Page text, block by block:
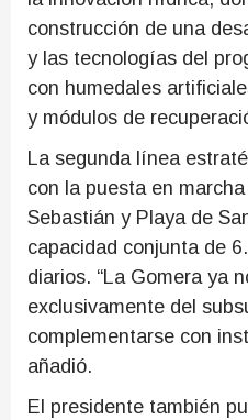
construcción de una
y las tecnologías del
con humedales
y módulos de
La segunda línea
con la puesta en
Sebastián y Playa de
capacidad conjunta de
diarios. “La Gomera ya
exclusivamente del
complementarse con
añadió.
El presidente también